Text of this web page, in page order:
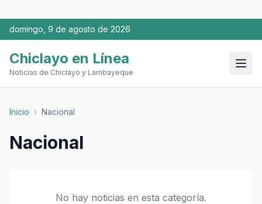
domingo, 9 de agosto de 2026
Chiclayo en Línea
Noticias de Chiclayo y Lambayeque
Inicio › Nacional
Nacional
No hay noticias en esta categoría.